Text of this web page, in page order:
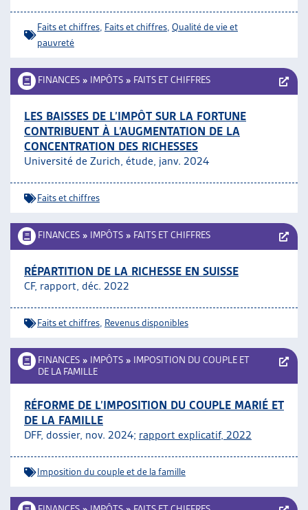
Faits et chiffres Faits et chiffres Qualité de vie et
pauvreté
FINANCES » IMPÔTS » FAITS ET CHIFFRES
LES BAISSES DE L’IMPÔT SUR LA FORTUNE
CONTRIBUENT À L’AUGMENTATION DE LA
CONCENTRATION DES RICHESSES
Université de Zurich, étude, janv. 2024
Faits et chiffres
FINANCES » IMPÔTS » FAITS ET CHIFFRES
RÉPARTITION DE LA RICHESSE EN SUISSE
CF, rapport, déc. 2022
Faits et chiffres Revenus disponibles
FINANCES » IMPÔTS » IMPOSITION DU COUPLE ET
DE LA FAMILLE
RÉFORME DE L’IMPOSITION DU COUPLE MARIÉ ET
DE LA FAMILLE
DFF, dossier, nov. 2024; rapport explicatif, 2022
Imposition du couple et de la famille